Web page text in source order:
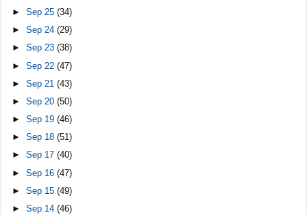
►Sep 25(34)
►Sep 24(29)
►Sep 23(38)
►Sep 22(47)
►Sep 21(43)
►Sep 20(50)
►Sep 19(46)
►Sep 18(51)
►Sep 17(40)
►Sep 16(47)
►Sep 15(49)
►Sep 14(46)